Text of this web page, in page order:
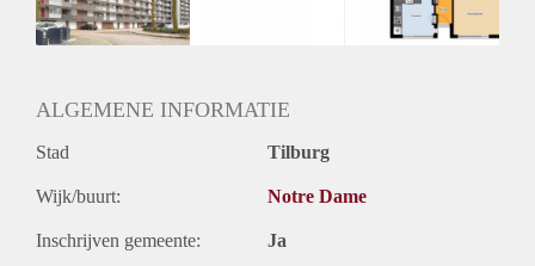
Huurtermijn
Onbepaalde termijn
ALGEMENE INFORMATIE
Stad Tilburg
Wijk/buurt: Notre Dame
Inschrijven gemeente: Ja